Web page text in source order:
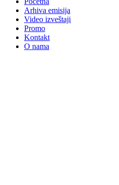
Arhiva emisija
Video izveštaji
Promo
Kontakt
O nama